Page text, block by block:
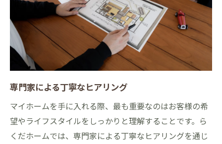
専門家による丁寧なヒアリング
マイホームを手に入れる際、最も重要なのはお客様の希
望やライフスタイルをしっかりと理解することです。ら
くだホームでは、専門家による丁寧なヒアリングを通じ